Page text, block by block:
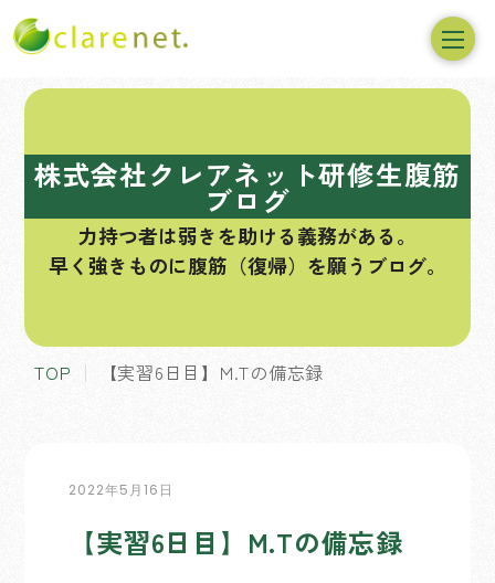
株式会社クレアネット研修生腹筋
ブログ
力持つ者は弱きを助ける義務がある。
早く強きものに腹筋（復帰）を願うブログ。
TOP 【実習6日目】M.Tの備忘録
2022年5月16日
【実習6日目】M.Tの備忘録